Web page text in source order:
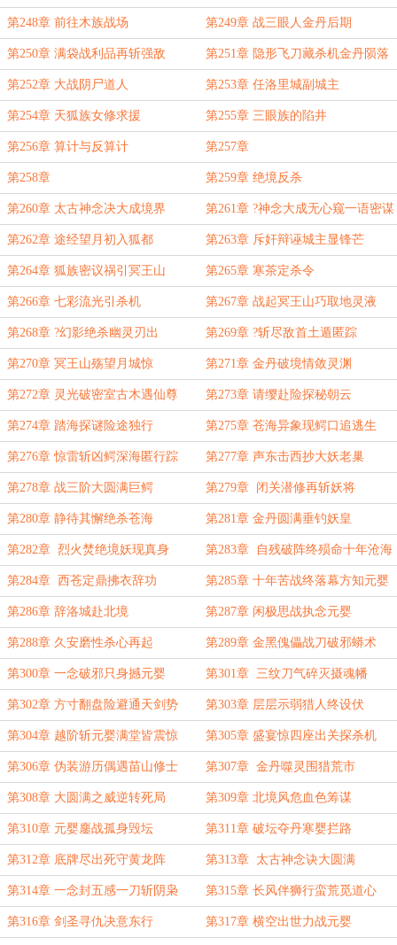
第248章 前往木族战场 第249章 战三眼人金丹后期
第250章 满袋战利品再斩强敌 第251章 隐形飞刀藏杀机金丹陨落
第252章 大战阴尸道人 第253章 任洛里城副城主
第254章 天狐族女修求援 第255章 三眼族的陷井
第256章 算计与反算计 第257章
第258章 第259章 绝境反杀
第260章 太古神念决大成境界 第261章 ?神念大成无心窥一语密谋
第262章 途经望月初入狐都 第263章 斥奸辩诬城主显锋芒
第264章 狐族密议祸引冥王山 第265章 寒茶定杀令
第266章 七彩流光引杀机 第267章 战起冥王山巧取地灵液
第268章 ?幻影绝杀幽灵刃出 第269章 ?斩尽敌首土遁匿踪
第270章 冥王山殇望月城惊 第271章 金丹破境情敛灵渊
第272章 灵光破密室古木遇仙尊 第273章 请缨赴险探秘朝云
第274章 踏海探谜险途独行 第275章 苍海异象现鳄口追逃生
第276章 惊雷斩凶鳄深海匿行踪 第277章 声东击西抄大妖老巢
第278章 战三阶大圆满巨鳄 第279章 闭关潜修再斩妖将
第280章 静待其懈绝杀苍海 第281章 金丹圆满垂钓妖皇
第282章 烈火焚绝境妖现真身 第283章 自残破阵终殒命十年沧海
第284章 西苍定鼎拂衣辞功 第285章 十年苦战终落幕方知元婴
第286章 辞洛城赴北境 第287章 闲极思战执念元婴
第288章 久安磨性杀心再起 第289章 金黑傀儡战刀破邪蟒术
第300章 一念破邪只身撼元婴 第301章 三纹刀气碎灭摄魂幡
第302章 方寸翻盘险避通天剑势 第303章 层层示弱猎人终设伏
第304章 越阶斩元婴满堂皆震惊 第305章 盛宴惊四座出关探杀机
第306章 伪装游历偶遇苗山修士 第307章 金丹噬灵围猎荒市
第308章 大圆满之威逆转死局 第309章 北境风危血色筹谋
第310章 元婴鏖战孤身毁坛 第311章 破坛夺丹寒婴拦路
第312章 底牌尽出死守黄龙阵 第313章 太古神念诀大圆满
第314章 一念封五感一刀斩阴枭 第315章 长风伴狮行蛮荒觅道心
第316章 剑圣寻仇决意东行 第317章 横空出世力战元婴